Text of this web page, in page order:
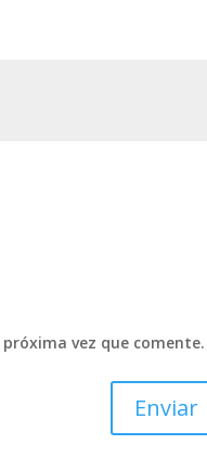
vez que comente.